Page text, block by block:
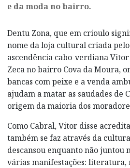
e da moda no bairro.
Dentu Zona, que em crioulo
nome da loja cultural criada
ascendência cabo-verdiana Vitor
Zeca no bairro Cova da Moura,
bancas com peixe e a venda
ajudam a matar as saudades de
origem da maioria dos
Como Cabral, Vitor disse
também se faz através da
descansou enquanto não juntou
várias manifestações: literatura,